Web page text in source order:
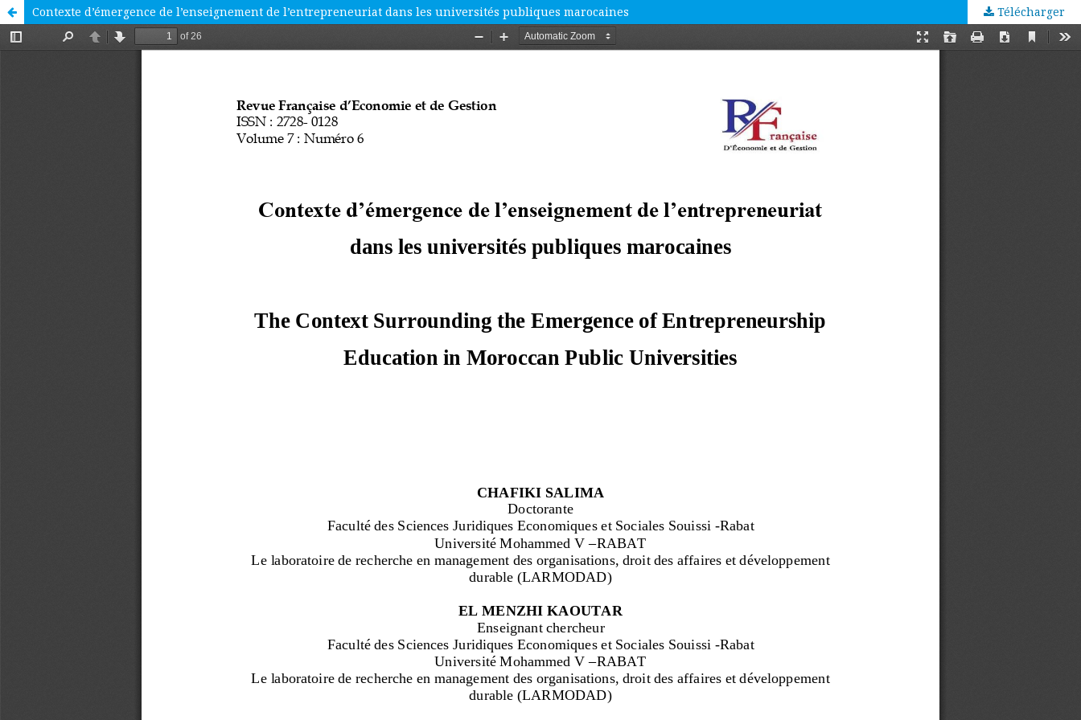
Contexte d’émergence de l’enseignement de l’entrepreneuriat dans les universités publiques marocaines Télécharger